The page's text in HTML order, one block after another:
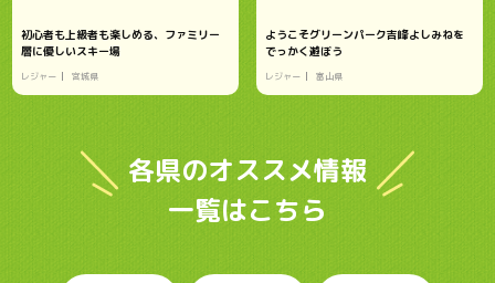
初心者も上級者も楽しめる、ファミリー
層に優しいスキー場
レジャー 宮城県
ようこそグリーンパーク吉峰よしみねを
でっかく遊ぼう
レジャー 富山県
各県のオススメ情報
一覧はこちら